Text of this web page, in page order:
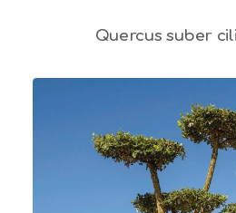
Quercus suber